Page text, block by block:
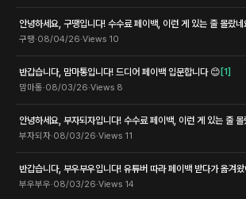
안녕하세요, 구땡입니다! 수수료 페이백, 이런 게 있는 줄 몰랐네
구땡·08/04/26·Views 10
반갑습니다, 맘마통입니다! 드디어 페이백 입문합니다 😊 [1]
맘마통·08/03/26·Views 8
안녕하세요, 부자되자입니다! 수수료 페이백, 이런 게 있는 줄 몰
부자되자·08/03/26·Views 11
반갑습니다, 부우부우입니다! 유튜버 따라 페이백 받다가 옮겨
부우부우·08/03/26·Views 14